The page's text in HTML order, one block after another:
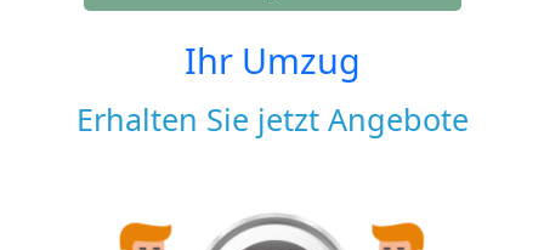
Ihr Umzug
Erhalten Sie jetzt Angebote